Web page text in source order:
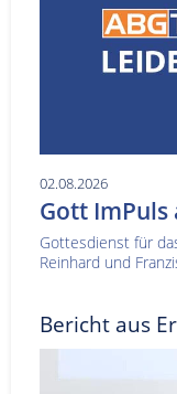
02.08.2026
Gott ImPuls
Gottesdienst für
Reinhard und
Bericht aus